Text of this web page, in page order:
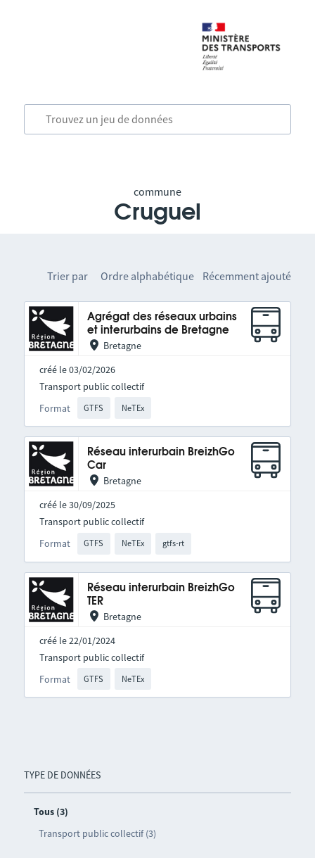
commune
Cruguel
TYPE DE DONNÉES
Tous (3)
Transport public collectif (3)
Trier par Ordre alphabétique Récemment ajouté
Agrégat des réseaux urbains
et interurbains de Bretagne
Bretagne
créé le 03/02/2026
Format GTFS NeTEx
Transport public collectif
Réseau interurbain BreizhGo
Car
Bretagne
créé le 30/09/2025
Format GTFS NeTEx gtfs-rt
Transport public collectif
Réseau interurbain BreizhGo
TER
Bretagne
créé le 22/01/2024
Format GTFS NeTEx
Transport public collectif